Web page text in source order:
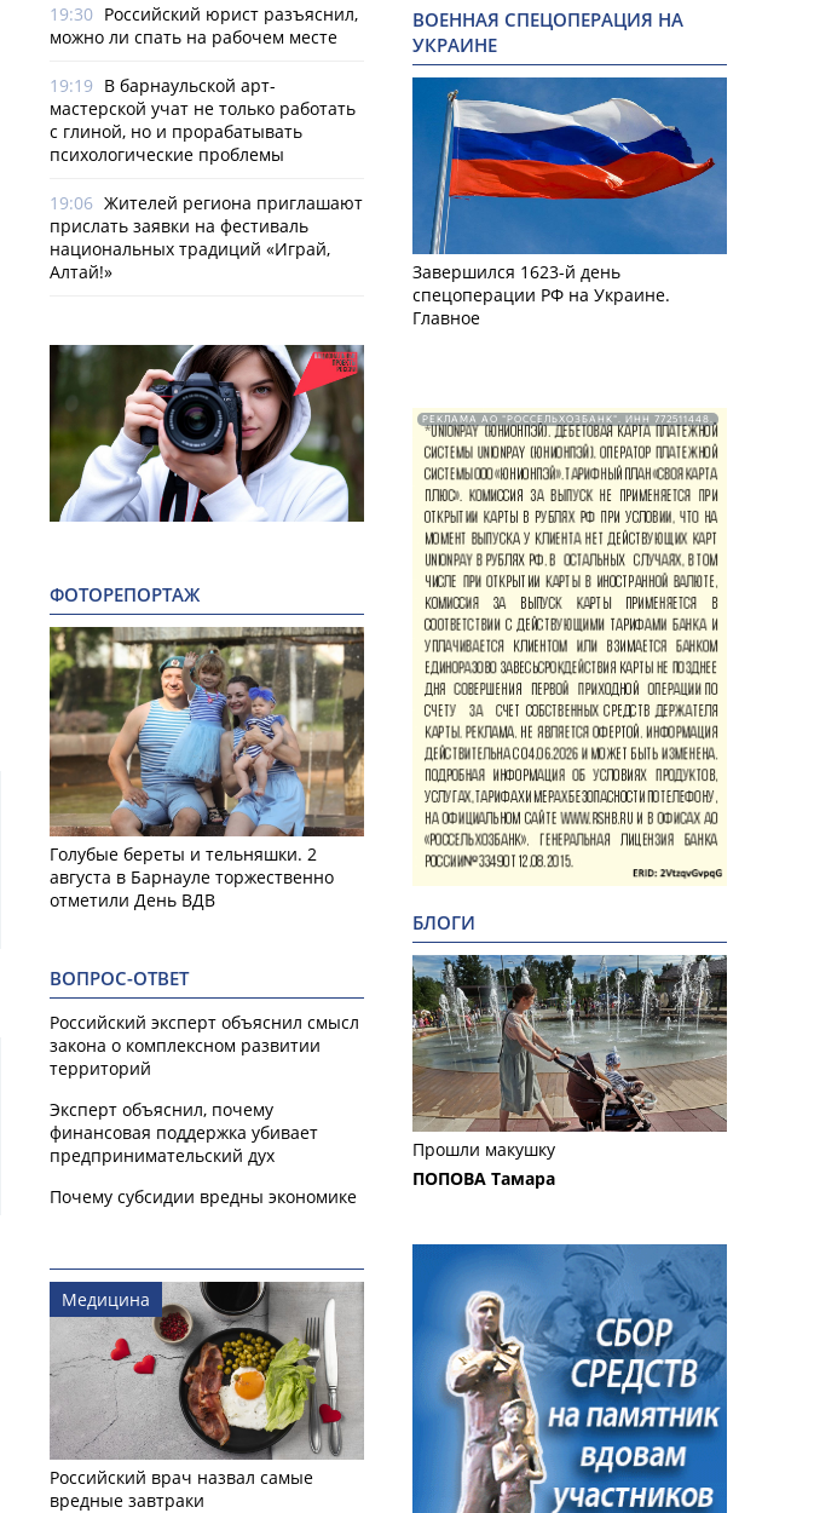
19:30 Российский юрист разъяснил,
можно ли спать на рабочем месте
19:19 В барнаульской арт-
мастерской учат не только работать
с глиной, но и прорабатывать
психологические проблемы
19:06 Жителей региона приглашают
прислать заявки на фестиваль
национальных традиций «Играй,
Алтай!»
ФОТОРЕПОРТАЖ
Голубые береты и тельняшки. 2
августа в Барнауле торжественно
отметили День ВДВ
ВОПРОС-ОТВЕТ
Российский эксперт объяснил смысл
закона о комплексном развитии
территорий
Эксперт объяснил, почему
финансовая поддержка убивает
предпринимательский дух
Почему субсидии вредны экономике
Медицина
Российский врач назвал самые
вредные завтраки
ВОЕННАЯ СПЕЦОПЕРАЦИЯ НА
УКРАИНЕ
Завершился 1623-й день
спецоперации РФ на Украине.
Главное
РЕКЛАМА АО "РОССЕЛЬХОЗБАНК". ИНН 772511448.
БЛОГИ
Прошли макушку
ПОПОВА Тамара